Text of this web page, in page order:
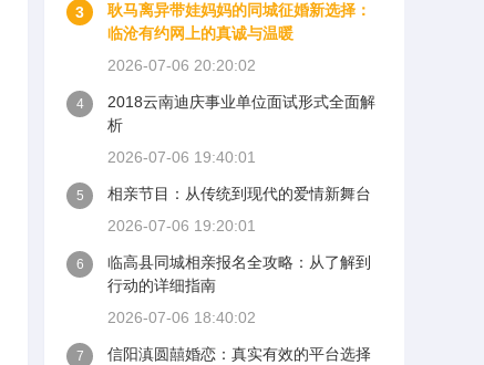
3
耿马离异带娃妈妈的同城征婚新选择：
临沧有约网上的真诚与温暖
2026-07-06 20:20:02
4
2018云南迪庆事业单位面试形式全面解
析
2026-07-06 19:40:01
5
相亲节目：从传统到现代的爱情新舞台
2026-07-06 19:20:01
6
临高县同城相亲报名全攻略：从了解到
行动的详细指南
2026-07-06 18:40:02
7
信阳滇圆囍婚恋：真实有效的平台选择